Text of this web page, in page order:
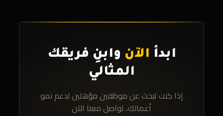
ابدأ الآن وابنِ فريقك
المثالي
إذا كنت تبحث عن موظفين مؤهلين لدعم نمو
أعمالك، تواصل معنا الآن